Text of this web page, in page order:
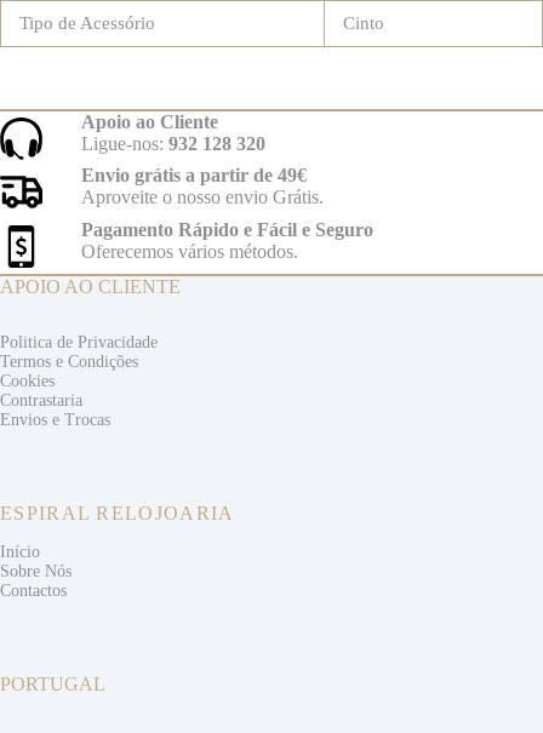
Tipo de Acessório Cinto
Apoio ao Cliente
Ligue-nos: 932 128 320
Envio grátis a partir de 49€
Aproveite o nosso envio Grátis.
Pagamento Rápido e Fácil e Seguro
Oferecemos vários métodos.
APOIO AO CLIENTE
Politica de Privacidade
Termos e Condições
Cookies
Contrastaria
Envios e Trocas
ESPIRAL RELOJOARIA
Início
Sobre Nós
Contactos
PORTUGAL